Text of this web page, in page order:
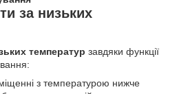
за низьких
температур завдяки функції
з температурою нижче